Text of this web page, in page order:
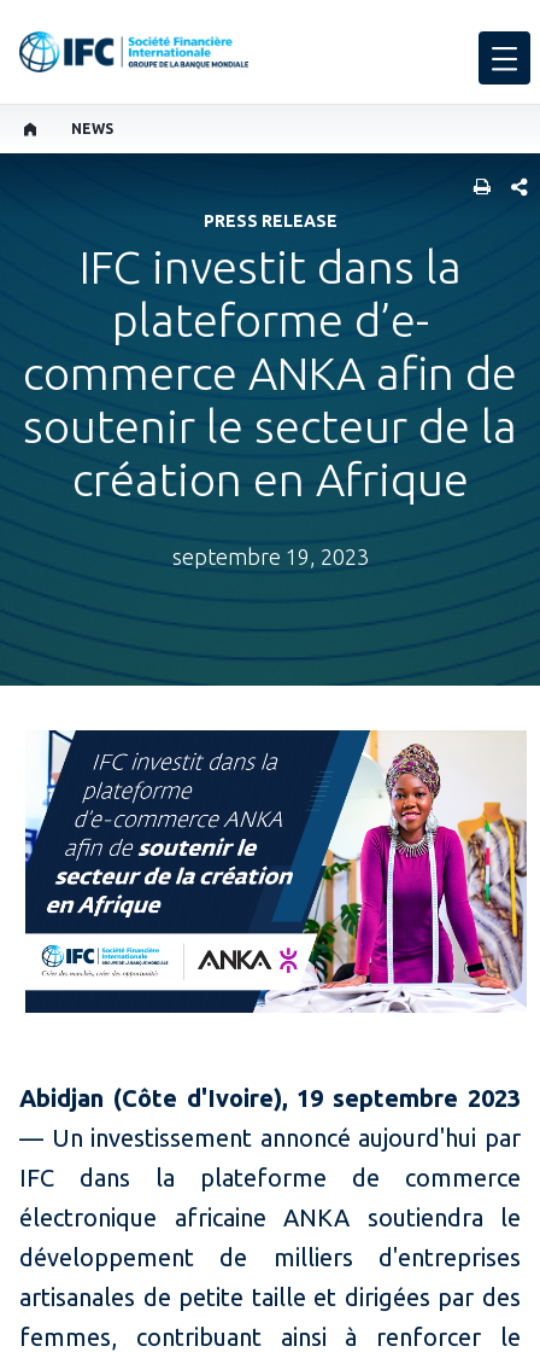
NEWS
PRESS RELEASE
IFC investit dans la
plateforme d’e-
commerce ANKA afin de
soutenir le secteur de la
création en Afrique
septembre 19, 2023
Abidjan (Côte d'Ivoire), 19 septembre 2023
— Un investissement annoncé aujourd'hui par
IFC dans la plateforme de commerce
électronique africaine ANKA soutiendra le
développement de milliers d'entreprises
artisanales de petite taille et dirigées par des
femmes, contribuant ainsi à renforcer le